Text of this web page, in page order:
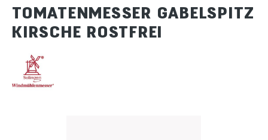
TOMATENMESSER GABELSPITZ
KIRSCHE ROSTFREI